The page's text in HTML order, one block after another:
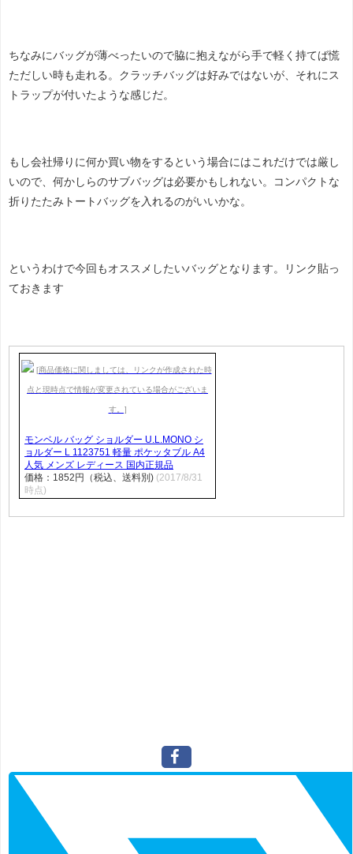
ちなみにバッグが薄べったいので脇に抱えながら手で軽く持てば慌
ただしい時も走れる。クラッチバッグは好みではないが、それにス
トラップが付いたような感じだ。
もし会社帰りに何か買い物をするという場合にはこれだけでは厳し
いので、何かしらのサブバッグは必要かもしれない。コンパクトな
折りたたみトートバッグを入れるのがいいかな。
というわけで今回もオススメしたいバッグとなります。リンク貼っ
ておきます
モンベル バッグ ショルダー U.L.MONO シ
ョルダー L 1123751 軽量 ポケッタブル A4
人気 メンズ レディース 国内正規品
価格：1852円（税込、送料別) (2017/8/31
時点)